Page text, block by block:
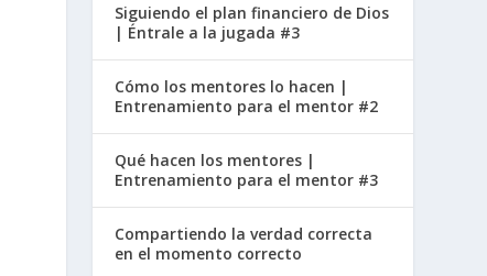
Siguiendo el plan financiero de Dios
| Éntrale a la jugada #3
Cómo los mentores lo hacen |
Entrenamiento para el mentor #2
Qué hacen los mentores |
Entrenamiento para el mentor #3
Compartiendo la verdad correcta
en el momento correcto